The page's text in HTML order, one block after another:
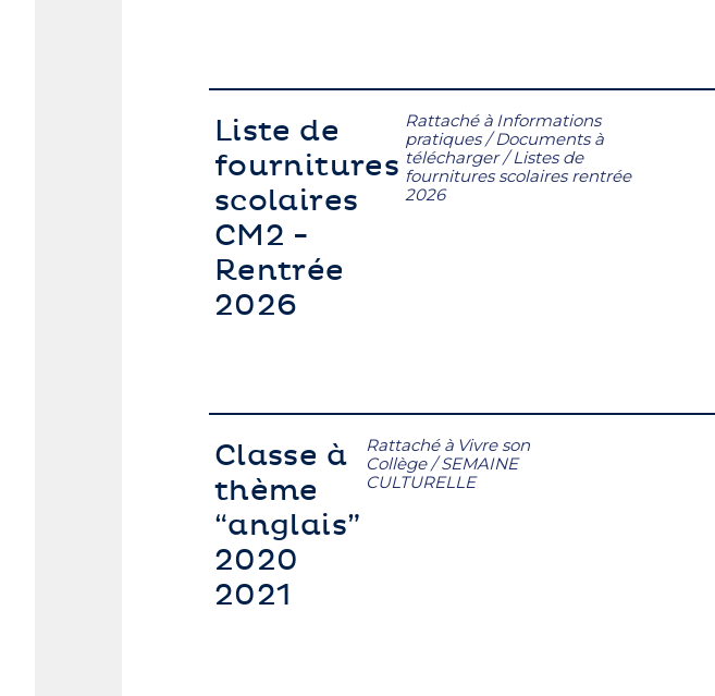
Rattaché à Informations
pratiques /Documents à
télécharger /Listes de
fournitures scolaires rentrée
2026
Liste de
fournitures
scolaires
CM2 -
Rentrée
2026
Rattaché à Vivre son
Collège /SEMAINE
CULTURELLE
Classe à
thème
“anglais”
2020
2021